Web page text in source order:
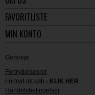
FAVORITLISTE
MIN KONTO
Genveje
Fortrydelsesret
Fortryd dit køb - KLIK HER
Handelsbetingelser